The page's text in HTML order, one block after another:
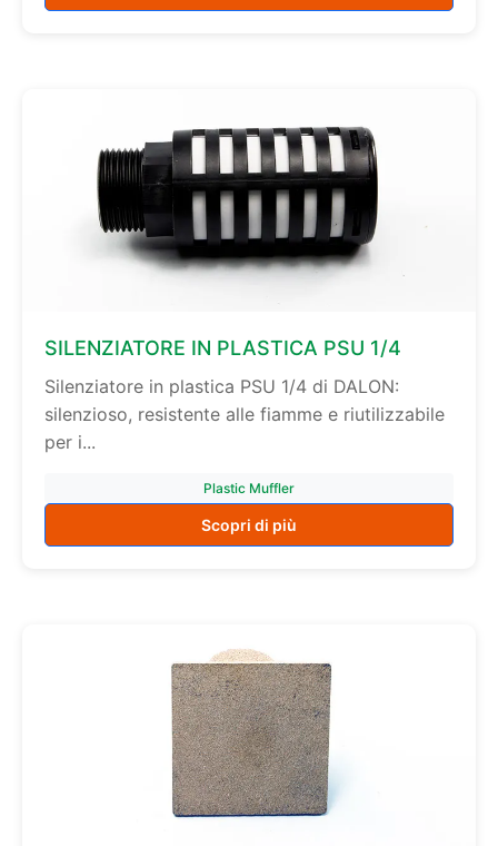
SILENZIATORE IN PLASTICA PSU 1/4
Silenziatore in plastica PSU 1/4 di DALON:
silenzioso, resistente alle fiamme e riutilizzabile
per i...
Plastic Muffler
Scopri di più